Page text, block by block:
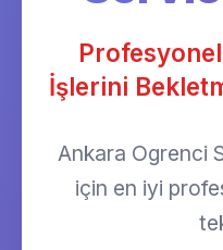
İşlerini
Ankara Ogrenci
için en iyi